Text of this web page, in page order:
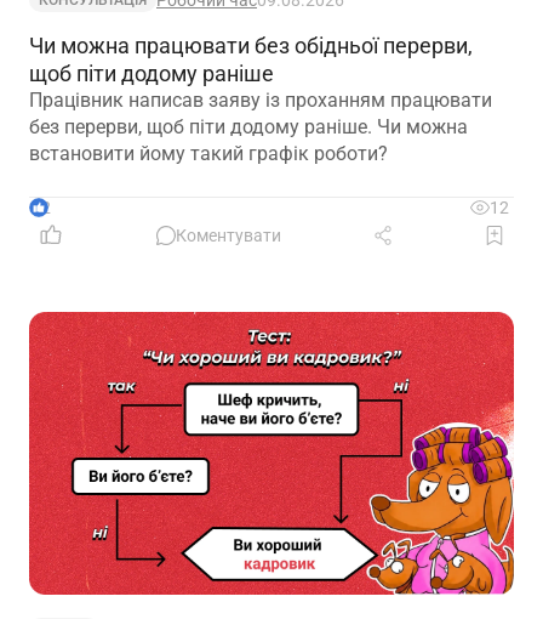
Чи можна працювати без обідньої перерви,
щоб піти додому раніше
Працівник написав заяву із проханням працювати
без перерви, щоб піти додому раніше. Чи можна
встановити йому такий графік роботи?
2
12
Коментувати